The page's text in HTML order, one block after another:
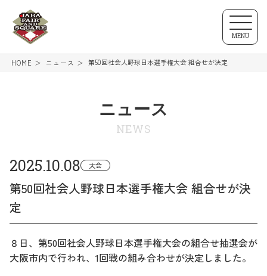
MENU
HOME ニュース 第50回社会人野球日本選手権大会 組合せが決定
ニュース
NEWS
2025.10.08 大会
第50回社会人野球日本選手権大会 組合せが決
定
８日、第50回社会人野球日本選手権大会の組合せ抽選会が
大阪市内で行われ、1回戦の組み合わせが決定しました。